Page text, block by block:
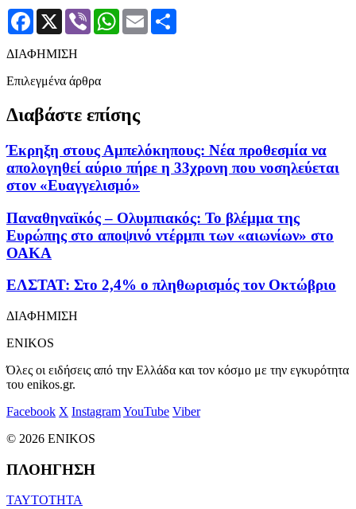
Facebook
X Viber WhatsApp
Email
ΔΙΑΦΗΜΙΣΗ
Επιλεγμένα άρθρα
Διαβάστε επίσης
Έκρηξη στους Αμπελόκηπους: Νέα προθεσμία να
απολογηθεί αύριο πήρε η 33χρονη που νοσηλεύεται
στον «Ευαγγελισμό»
Παναθηναϊκός – Ολυμπιακός: Το βλέμμα της
Ευρώπης στο αποψινό ντέρμπι των «αιωνίων» στο
ΟΑΚΑ
ΕΛΣΤΑΤ: Στο 2,4% ο πληθωρισμός τον Οκτώβριο
ΔΙΑΦΗΜΙΣΗ
ENIKOS
Όλες οι ειδήσεις από την Ελλάδα και τον κόσμο με την εγκυρότητα
του enikos.gr.
Facebook X InstagramYouTube Viber
© 2026 ENIKOS
ΠΛΟΗΓΗΣΗ
ΤΑΥΤΟΤΗΤΑ